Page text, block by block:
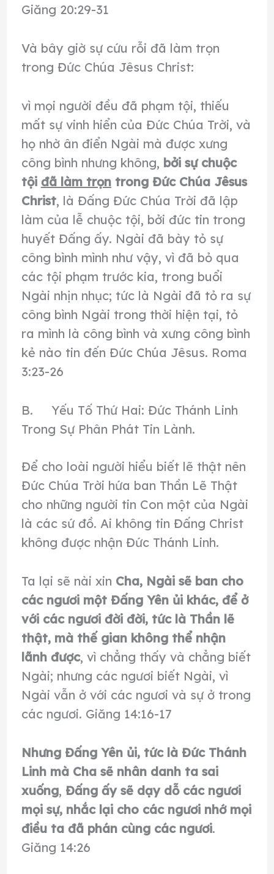
Giăng 20:29-31
Và bây giờ sự cứu rỗi đã làm trọn
trong Đức Chúa Jêsus Christ:
vì mọi người đều đã phạm tội, thiếu
mất sự vinh hiển của Ðức Chúa Trời, và
họ nhờ ân điển Ngài mà được xưng
công bình nhưng không, bởi sự chuộc
tội đã làm trọntrong Ðức Chúa Jêsus
Christ, là Ðấng Ðức Chúa Trời đã lập
làm của lễ chuộc tội, bởi đức tin trong
huyết Ðấng ấy. Ngài đã bày tỏ sự
công bình mình như vậy, vì đã bỏ qua
các tội phạm trước kia, trong buổi
Ngài nhịn nhục; tức là Ngài đã tỏ ra sự
công bình Ngài trong thời hiện tại, tỏ
ra mình là công bình và xưng công bình
kẻ nào tin đến Ðức Chúa Jêsus. Roma
3:23-26
B. Yếu Tố Thứ Hai: Đức Thánh Linh
Trong Sự Phân Phát Tin Lành.
Để cho loài người hiểu biết lẽ thật nên
Đức Chúa Trời hứa ban Thần Lẽ Thật
cho những người tin Con một của Ngài
là các sứ đồ. Ai không tin Đấng Christ
không được nhận Đức Thánh Linh.
Ta lại sẽ nài xin Cha, Ngài sẽ ban cho
các ngươi một Ðấng Yên ủi khác, để ở
với các ngươi đời đời, tức là Thần lẽ
thật, mà thế gian không thể nhận
lãnh được, vì chẳng thấy và chẳng biết
Ngài; nhưng các ngươi biết Ngài, vì
Ngài vẫn ở với các ngươi và sự ở trong
các ngươi. Giăng 14:16-17
Nhưng Ðấng Yên ủi, tức là Ðức Thánh
Linh mà Cha sẽ nhân danh ta sai
xuống, Ðấng ấy sẽ dạy dỗ các ngươi
mọi sự, nhắc lại cho các ngươi nhớ mọi
điều ta đã phán cùng các ngươi.
Giăng 14:26